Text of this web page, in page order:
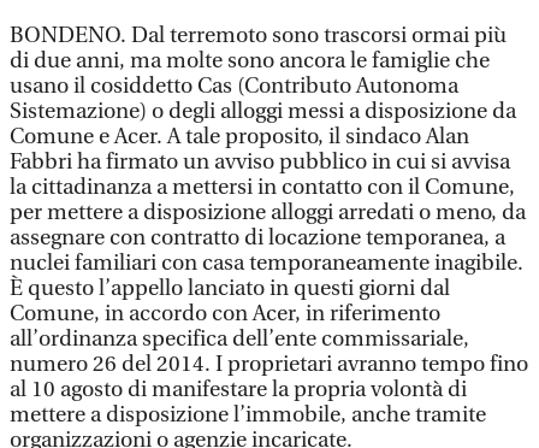
BONDENO. Dal terremoto sono trascorsi ormai più
di due anni, ma molte sono ancora le famiglie che
usano il cosiddetto Cas (Contributo Autonoma
Sistemazione) o degli alloggi messi a disposizione da
Comune e Acer. A tale proposito, il sindaco Alan
Fabbri ha firmato un avviso pubblico in cui si avvisa
la cittadinanza a mettersi in contatto con il Comune,
per mettere a disposizione alloggi arredati o meno, da
assegnare con contratto di locazione temporanea, a
nuclei familiari con casa temporaneamente inagibile.
È questo l’appello lanciato in questi giorni dal
Comune, in accordo con Acer, in riferimento
all’ordinanza specifica dell’ente commissariale,
numero 26 del 2014. I proprietari avranno tempo fino
al 10 agosto di manifestare la propria volontà di
mettere a disposizione l’immobile, anche tramite
organizzazioni o agenzie incaricate.